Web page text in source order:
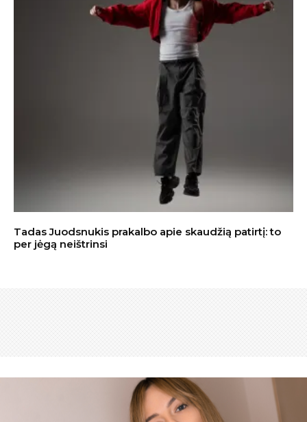
Tadas Juodsnukis prakalbo apie skaudžią patirtį: to
per jėgą neištrinsi